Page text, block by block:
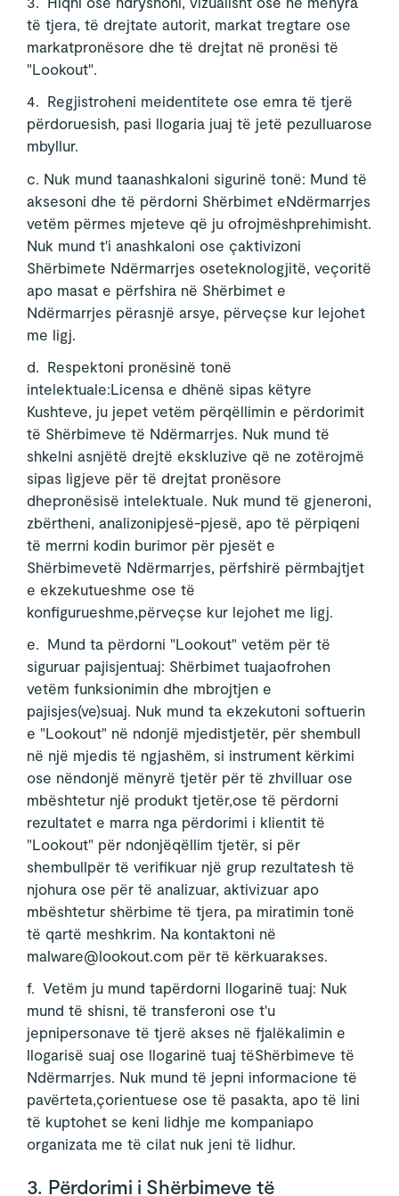
të tjera, të drejtate autorit, markat tregtare ose
markatpronësore dhe të drejtat në pronësi të
"Lookout".
4. Regjistroheni meidentitete ose emra të tjerë
përdoruesish, pasi llogaria juaj të jetë pezulluarose
mbyllur.
c. Nuk mund taanashkaloni sigurinë tonë: Mund të
aksesoni dhe të përdorni Shërbimet eNdërmarrjes
vetëm përmes mjeteve që ju ofrojmëshprehimisht.
Nuk mund t'i anashkaloni ose çaktivizoni
Shërbimete Ndërmarrjes oseteknologjitë, veçoritë
apo masat e përfshira në Shërbimet e
Ndërmarrjes përasnjë arsye, përveçse kur lejohet
me ligj.
d. Respektoni pronësinë tonë
intelektuale:Licensa e dhënë sipas këtyre
Kushteve, ju jepet vetëm përqëllimin e përdorimit
të Shërbimeve të Ndërmarrjes. Nuk mund të
shkelni asnjëtë drejtë ekskluzive që ne zotërojmë
sipas ligjeve për të drejtat pronësore
dhepronësisë intelektuale. Nuk mund të gjeneroni,
zbërtheni, analizonipjesë-pjesë, apo të përpiqeni
të merrni kodin burimor për pjesët e
Shërbimevetë Ndërmarrjes, përfshirë përmbajtjet
e ekzekutueshme ose të
konfigurueshme,përveçse kur lejohet me ligj.
e. Mund ta përdorni "Lookout" vetëm për të
siguruar pajisjentuaj: Shërbimet tuajaofrohen
vetëm funksionimin dhe mbrojtjen e
pajisjes(ve)suaj. Nuk mund ta ekzekutoni softuerin
e "Lookout" në ndonjë mjedistjetër, për shembull
në një mjedis të ngjashëm, si instrument kërkimi
ose nëndonjë mënyrë tjetër për të zhvilluar ose
mbështetur një produkt tjetër,ose të përdorni
rezultatet e marra nga përdorimi i klientit të
"Lookout" për ndonjëqëllim tjetër, si për
shembullpër të verifikuar një grup rezultatesh të
njohura ose për të analizuar, aktivizuar apo
mbështetur shërbime të tjera, pa miratimin tonë
të qartë meshkrim. Na kontaktoni në
malware@lookout.com për të kërkuarakses.
f. Vetëm ju mund tapërdorni llogarinë tuaj: Nuk
mund të shisni, të transferoni ose t'u
jepnipersonave të tjerë akses në fjalëkalimin e
llogarisë suaj ose llogarinë tuaj tëShërbimeve të
Ndërmarrjes. Nuk mund të jepni informacione të
pavërteta,çorientuese ose të pasakta, apo të lini
të kuptohet se keni lidhje me kompaniapo
organizata me të cilat nuk jeni të lidhur.
3. Përdorimi i Shërbimeve të